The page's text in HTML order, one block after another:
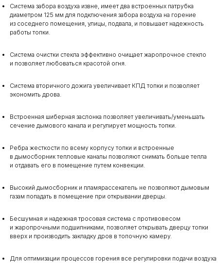
Система забора воздуха извне, имеет два встроенных патрубка
диаметром 125 мм для подключения забора воздуха на горение
из соседнего помещения, улицы, подвала, и повышает надежность
работы топки.
Система очистки стекла эффективно очищает жаропрочное стекло
и позволяет любоваться красотой огня.
Система вторичного дожига увеличивает КПД топки и позволяет
экономить дрова.
Встроенная шиберная заслонка позволяет увеличивать/уменьшать
сечение дымового канала и регулирует мощность топки.
Ребра жесткости по всему корпусу топки и встроенные
в дымосборник тепловые каналы позволяют снимать больше тепла
и отдавать его в помещение путем конвекции.
Высокий дымосборник и пламярассекатель не позволяют дымовым
газам попадать в помещение при открывании дверцы.
Бесшумная и надежная тросовая система с противовесом
и жаропрочными подшипниками, позволяет открывать дверцу топки
вверх и производить закладку дров в топочную камеру.
Для оптимизации процессов горения все регулировки подачи воздуха